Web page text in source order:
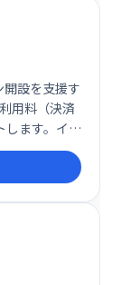
開設を支援す
用料（決済
します。イベ
ン設定も簡
ンサロン運